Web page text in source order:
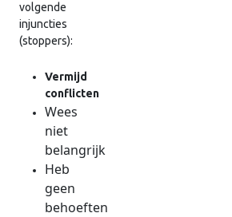
volgende
injuncties
(stoppers):
Vermijd
conflicten
Wees
niet
belangrijk
Heb
geen
behoeften